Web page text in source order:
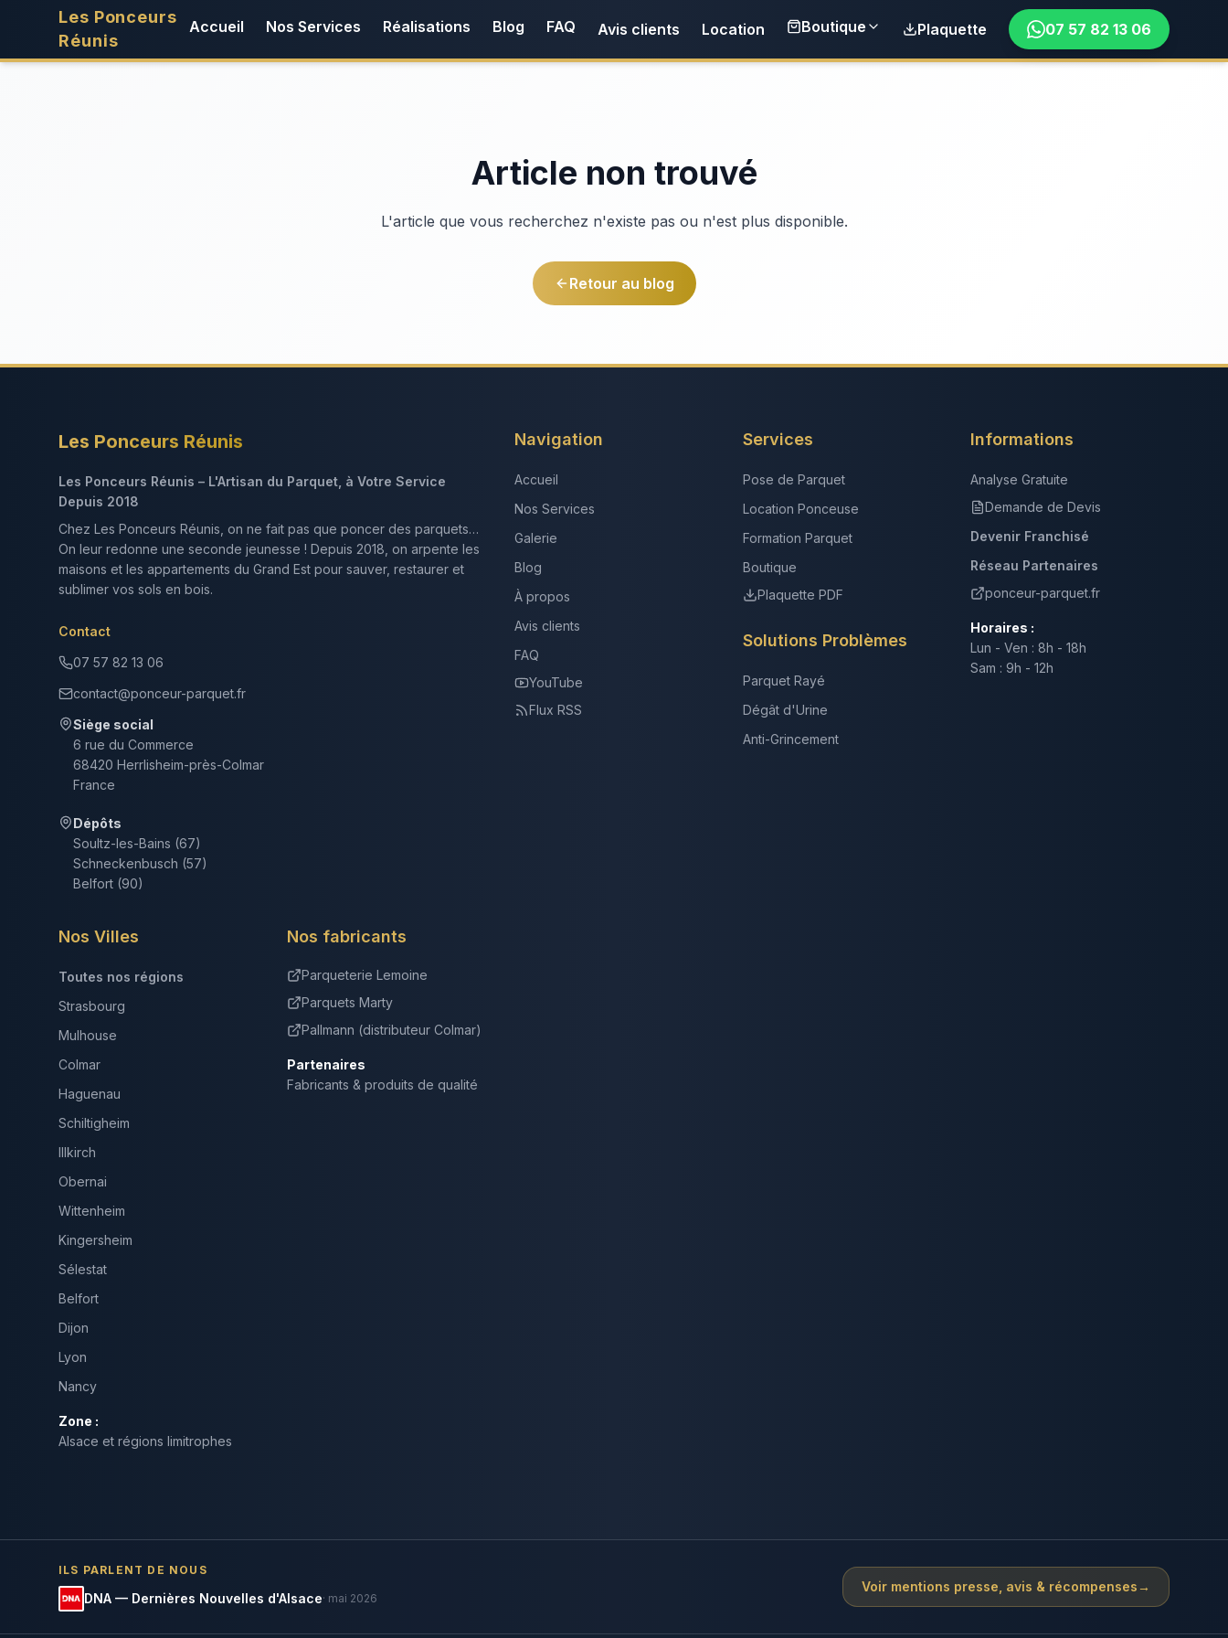
Les Ponceurs
Réunis
Accueil Nos Services Réalisations Blog FAQ Avis clients Location Boutique Plaquette 07 57 82 13 06
Article non trouvé
L'article que vous recherchez n'existe pas ou n'est plus disponible.
Retour au blog
Les Ponceurs Réunis
Les Ponceurs Réunis – L'Artisan du Parquet, à Votre Service
Depuis 2018
Chez Les Ponceurs Réunis, on ne fait pas que poncer des parquets…
On leur redonne une seconde jeunesse ! Depuis 2018, on arpente les
maisons et les appartements du Grand Est pour sauver, restaurer et
sublimer vos sols en bois.
Contact
07 57 82 13 06
contact@ponceur-parquet.fr
Siège social
6 rue du Commerce
68420 Herrlisheim-près-Colmar
France
Dépôts
Soultz-les-Bains (67)
Schneckenbusch (57)
Belfort (90)
Navigation
Accueil
Nos Services
Galerie
Blog
À propos
Avis clients
FAQ
YouTube
Flux RSS
Services
Pose de Parquet
Location Ponceuse
Formation Parquet
Boutique
Plaquette PDF
Solutions Problèmes
Parquet Rayé
Dégât d'Urine
Anti-Grincement
Informations
Analyse Gratuite
Demande de Devis
Devenir Franchisé
Réseau Partenaires
ponceur-parquet.fr
Horaires :
Lun - Ven : 8h - 18h
Sam : 9h - 12h
Nos Villes
Toutes nos régions
Strasbourg
Mulhouse
Colmar
Haguenau
Schiltigheim
Illkirch
Obernai
Wittenheim
Kingersheim
Sélestat
Belfort
Dijon
Lyon
Nancy
Zone :
Alsace et régions limitrophes
Nos fabricants
Parqueterie Lemoine
Parquets Marty
Pallmann (distributeur Colmar)
Partenaires
Fabricants & produits de qualité
ILS PARLENT DE NOUS
DNA — Dernières Nouvelles d'Alsace· mai 2026
Voir mentions presse, avis & récompenses→